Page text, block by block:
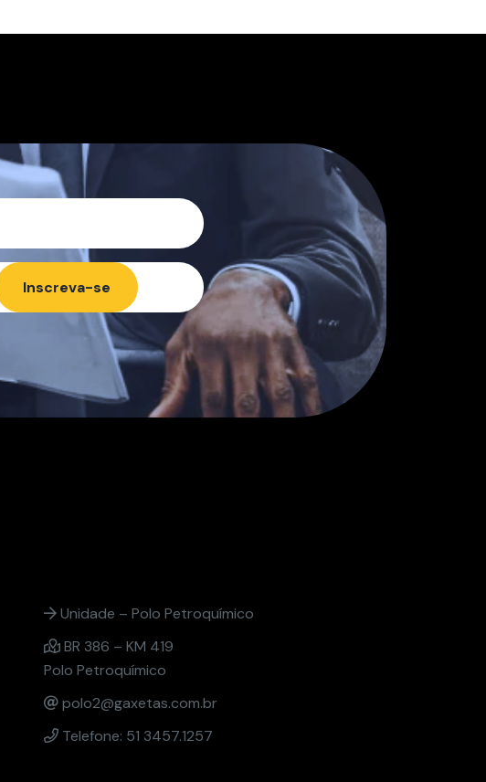
Inscreva-se
Unidade – Polo Petroquímico
BR 386 – KM 419
Polo Petroquímico
polo2@gaxetas.com.br
Telefone: 51 3457.1257